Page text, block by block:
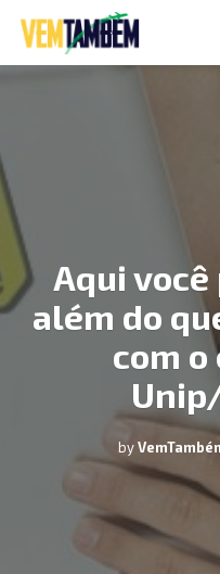
Aqui
além do
com o
by